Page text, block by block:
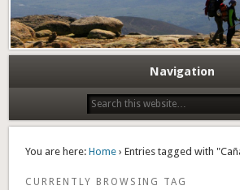
Navigation
You are here: Home › Entries tagged with
CURRENTLY BROWSING TAG